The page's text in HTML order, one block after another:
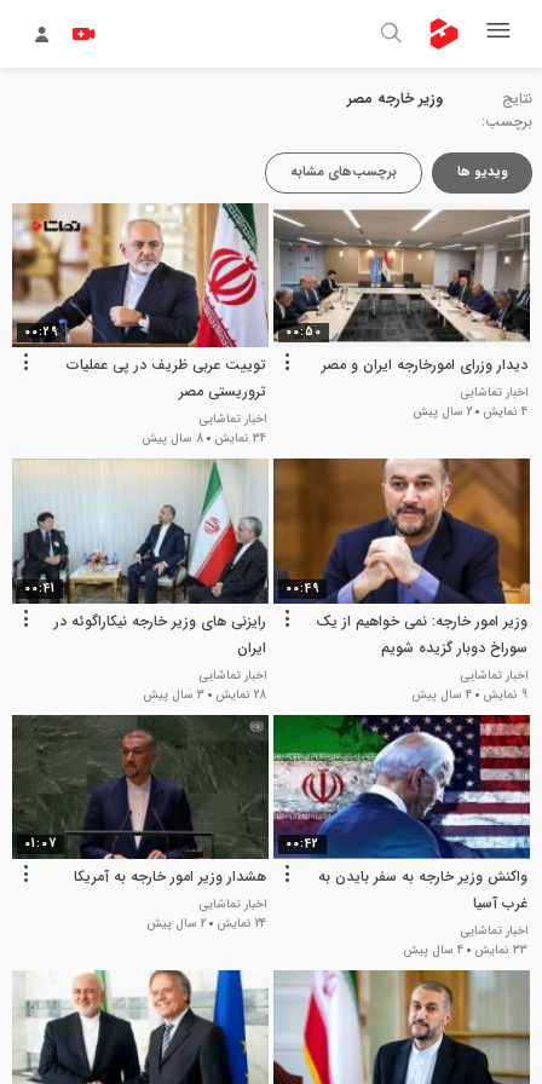
نتایج
برچسب:
وزیر خارجه مصر
ویدیو ها برچسب‌های مشابه
00:50
دیدار وزرای امورخارجه ایران و مصر
اخبار تماشایی
4 نمایش
2 سال پیش
00:29
توییت عربی ظریف در پی عملیات
تروریستی مصر
اخبار تماشایی
34 نمایش
8 سال پیش
00:49
وزیر امور خارجه: نمی خواهیم از یک
سوراخ دوبار گزیده شویم
اخبار تماشایی
9 نمایش
4 سال پیش
00:41
رایزنی های وزیر خارجه نیکاراگوئه در
ایران
اخبار تماشایی
28 نمایش
3 سال پیش
00:42
واکنش وزیر خارجه به سفر بایدن به
غرب آسیا
اخبار تماشایی
33 نمایش
4 سال پیش
01:07
هشدار وزیر امور خارجه به آمریکا
اخبار تماشایی
24 نمایش
2 سال پیش